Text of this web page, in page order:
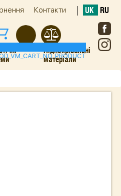
Контакти UK RU
Підпокрівельні
матеріали